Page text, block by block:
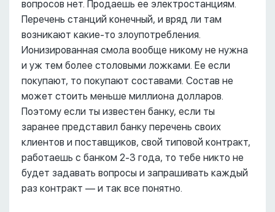
вопросов нет. Продаешь ее электростанциям.
Перечень станций конечный, и вряд ли там
возникают какие-то злоупотребления.
Ионизированная смола вообще никому не нужна
и уж тем более столовыми ложками. Ее если
покупают, то покупают составами. Состав не
может стоить меньше миллиона долларов.
Поэтому если ты известен банку, если ты
заранее представил банку перечень своих
клиентов и поставщиков, свой типовой контракт,
работаешь с банком 2-3 года, то тебе никто не
будет задавать вопросы и запрашивать каждый
раз контракт –– и так все понятно.